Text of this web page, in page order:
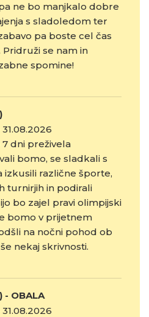
ne bo manjkalo dobre
s sladoledom ter
pa boste cel čas
se nam in
spomine!
dni preživela
bomo, se sladkali s
izkusili različne športe,
turnirjih in podirali
bo zajel pravi olimpijski
bomo v prijetnem
na nočni pohod ob
nekaj skrivnosti.
OBALA